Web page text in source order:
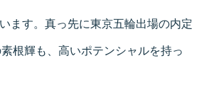
ます。真っ先に東京五輪出場の内定
根輝も、高いポテンシャルを持っ